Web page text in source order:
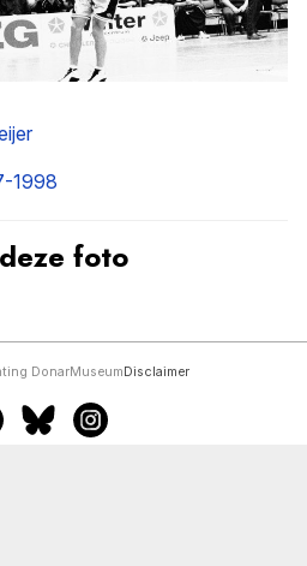
1998
foto
DonarMuseum Disclaimer